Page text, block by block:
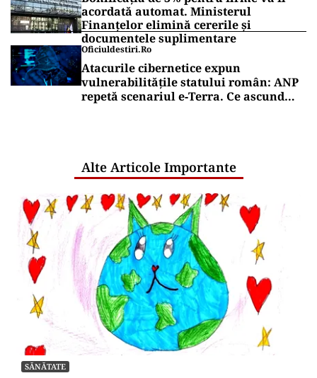
acordată automat. Ministerul
Finanțelor elimină cererile și
documentele suplimentare
Oficiuldestiri.ro
Atacurile cibernetice expun
vulnerabilitățile statului român: ANP
repetă scenariul e‑Terra. Ce ascund
Alte Articole Importante
SĂNĂTATE